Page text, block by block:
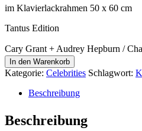
im Klavierlackrahmen 50 x 60 cm
Tantus Edition
Cary Grant + Audrey Hepburn /
In den Warenkorb
Kategorie: Celebrities Schlagwort:
Beschreibung
Beschreibung